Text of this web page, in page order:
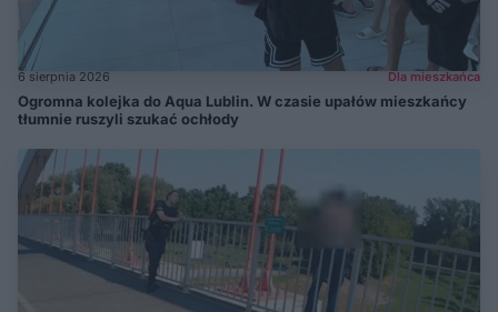
6 sierpnia 2026 Dla mieszkańca
Ogromna kolejka do Aqua Lublin. W czasie upałów mieszkańcy
tłumnie ruszyli szukać ochłody